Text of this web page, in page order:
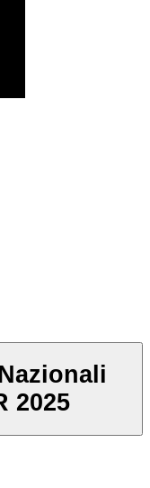
2025